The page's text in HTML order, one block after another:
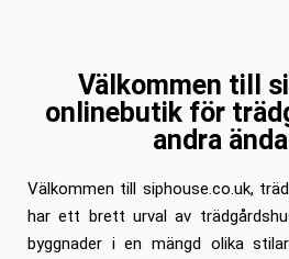
Välkommen till
onlinebutik för
andra
Välkommen till siphouse.co.uk,
har ett brett urval av
byggnader i en mängd olika